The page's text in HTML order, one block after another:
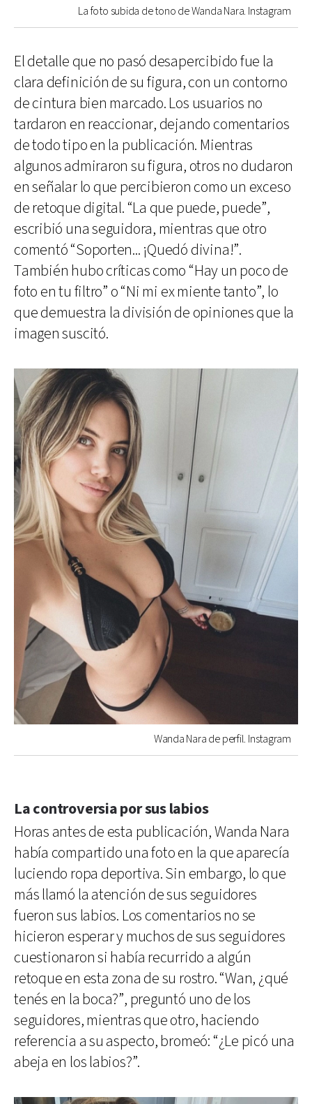
La foto subida de tono de Wanda Nara. Instagram
El detalle que no pasó desapercibido fue la
clara definición de su figura, con un contorno
de cintura bien marcado. Los usuarios no
tardaron en reaccionar, dejando comentarios
de todo tipo en la publicación. Mientras
algunos admiraron su figura, otros no dudaron
en señalar lo que percibieron como un exceso
de retoque digital. “La que puede, puede”,
escribió una seguidora, mientras que otro
comentó “Soporten... ¡Quedó divina!”.
También hubo críticas como “Hay un poco de
foto en tu filtro” o “Ni mi ex miente tanto”, lo
que demuestra la división de opiniones que la
imagen suscitó.
Wanda Nara de perfil. Instagram
La controversia por sus labios
Horas antes de esta publicación, Wanda Nara
había compartido una foto en la que aparecía
luciendo ropa deportiva. Sin embargo, lo que
más llamó la atención de sus seguidores
fueron sus labios. Los comentarios no se
hicieron esperar y muchos de sus seguidores
cuestionaron si había recurrido a algún
retoque en esta zona de su rostro. “Wan, ¿qué
tenés en la boca?”, preguntó uno de los
seguidores, mientras que otro, haciendo
referencia a su aspecto, bromeó: “¿Le picó una
abeja en los labios?”.